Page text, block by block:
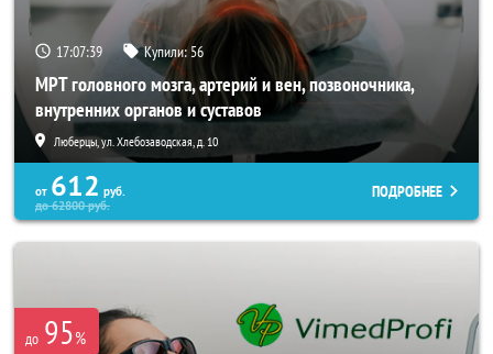
17:07:36 Купили:56
МРТ головного мозга, артерий и вен, позвоночника,
внутренних органов и суставов
Люберцы, ул. Хлебозаводская, д. 10
от 612 руб.
до62800руб.
ПОДРОБНЕЕ
до 95%